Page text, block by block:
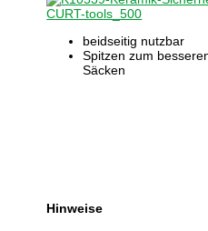
beidseitig nutzbar
Spitzen zum
Säcken
Hinweise